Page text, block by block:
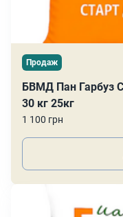
Продаж
БВМД Пан Гарбуз
30 кг 25кг
1 100 грн